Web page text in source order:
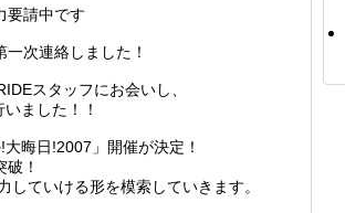
要請中です
次連絡しました！
スタッフにお会いし、
ました！！
晦日!2007」開催が決定！
！
していける形を模索していきます。